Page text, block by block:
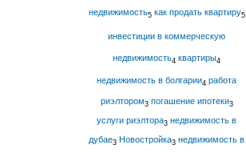
недвижимость5 как продать квартиру5
инвестиции в коммерческую
недвижимость4 квартиры4
недвижимость в болгарии4 работа
риэлтором3 погашение ипотеки3
услуги риэлтора3 недвижимость в
дубае3 Новостройка3 недвижимость в